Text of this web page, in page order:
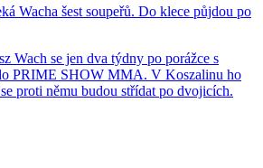
Wacha šest soupeřů. Do klece půjdou po
Wach se jen dva týdny po porážce s
PRIME SHOW MMA. V Koszalinu ho
proti němu budou střídat po dvojicích.